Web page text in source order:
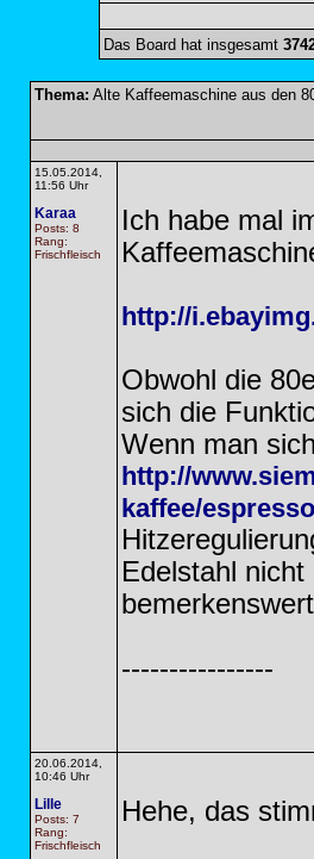
Das Board hat insgesamt
Thema: Alte Kaffeemaschine aus den
15.05.2014,
11:56 Uhr
Karaa
Posts: 8
Rang:
Frischfleisch
Ich habe mal
http://
Obwohl die
sich die
Wenn man
http://
kaffee/
Edelstahl
----------------
20.06.2014,
10:46 Uhr
Lille
Posts: 7
Rang:
Frischfleisch
Hehe, das